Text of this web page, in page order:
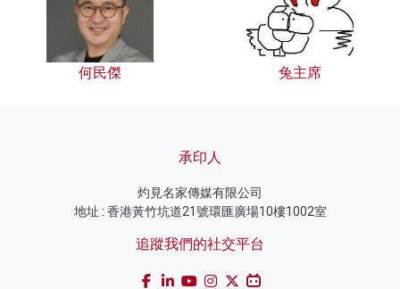
何民傑 兔主席
承印人
灼見名家傳媒有限公司
地址 : 香港黃竹坑道21號環匯廣場10樓1002室
追蹤我們的社交平台